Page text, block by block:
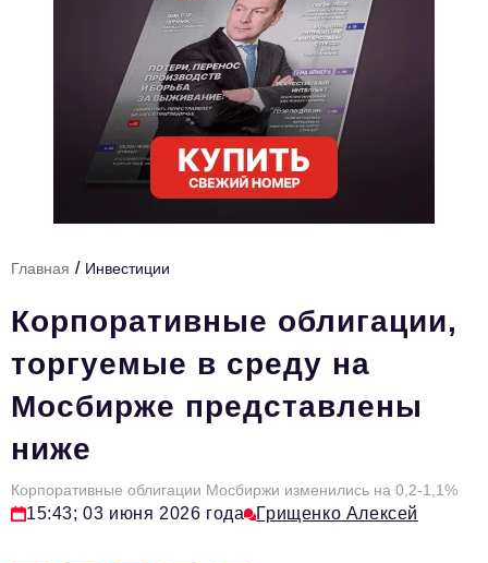
Ниши и рынки
Технологии и тренды
HR
Персона номера
Юридический практикум
Стиль жизни
Туризм
Главная / Инвестиции
Корпоративные облигации,
торгуемые в среду на
Мосбирже представлены
ниже
Корпоративные облигации Мосбиржи изменились на 0,2-1,1%
15:43; 03 июня 2026 года Грищенко Алексей